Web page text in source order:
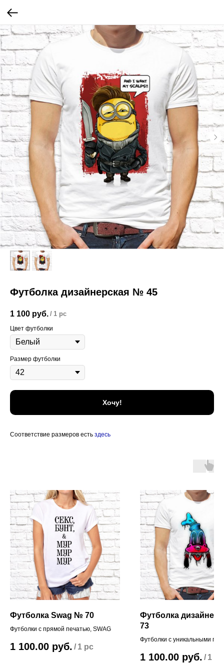
Футболка дизайнерская № 45
1 100 руб. / 1 pc
Цвет футболки
Размер футболки
Хочу!
Соответствие размеров есть здесь
Футболка Swag № 70
Футболки с прямой печатью, SWAG
1 100.00 руб. / 1 pc
Футболка
73
Футболки с уникальными
1 100.00 руб. / 1 pc